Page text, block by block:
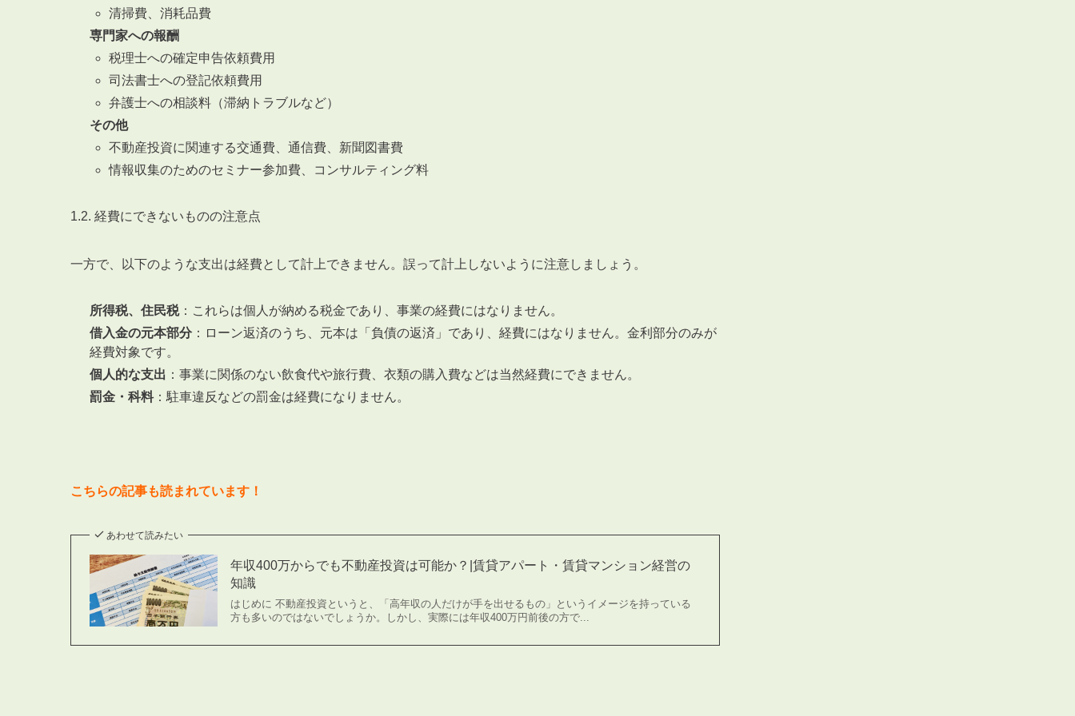
清掃費、消耗品費
専門家への報酬
税理士への確定申告依頼費用
司法書士への登記依頼費用
弁護士への相談料（滞納トラブルなど）
その他
不動産投資に関連する交通費、通信費、新聞図書費
情報収集のためのセミナー参加費、コンサルティング料
1.2. 経費にできないものの注意点
一方で、以下のような支出は経費として計上できません。誤って計上しないように注意しましょう。
所得税、住民税：これらは個人が納める税金であり、事業の経費にはなりません。
借入金の元本部分：ローン返済のうち、元本は「負債の返済」であり、経費にはなりません。金利部分のみが
経費対象です。
個人的な支出 ：事業に関係のない飲食代や旅行費、衣類の購入費などは当然経費にできません。
罰金・科料：駐車違反などの罰金は経費になりません。
こちらの記事も読まれています！
あわせて読みたい
年収400万からでも不動産投資は可能か？|賃貸アパート・賃貸マンション経営の
知識
はじめに 不動産投資というと、「高年収の人だけが手を出せるもの」というイメージを持っている
方も多いのではないでしょうか。しかし、実際には年収400万円前後の方で...